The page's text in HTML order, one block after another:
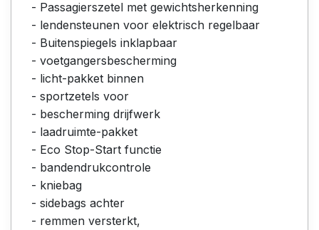
- Passagierszetel met gewichtsherkenning
- lendensteunen voor elektrisch regelbaar
- Buitenspiegels inklapbaar
- voetgangersbescherming
- licht-pakket binnen
- sportzetels voor
- bescherming drijfwerk
- laadruimte-pakket
- Eco Stop-Start functie
- bandendrukcontrole
- kniebag
- sidebags achter
- remmen versterkt,